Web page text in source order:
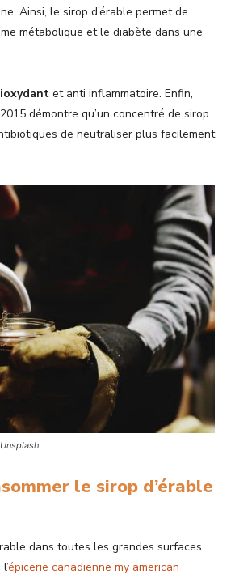
Ainsi, le sirop d’érable permet de
métabolique et le diabète dans une
et anti inflammatoire. Enfin,
démontre qu’un concentré de sirop
de neutraliser plus facilement
le sirop d’érable
dans toutes les grandes surfaces
épicerie canadienne my american